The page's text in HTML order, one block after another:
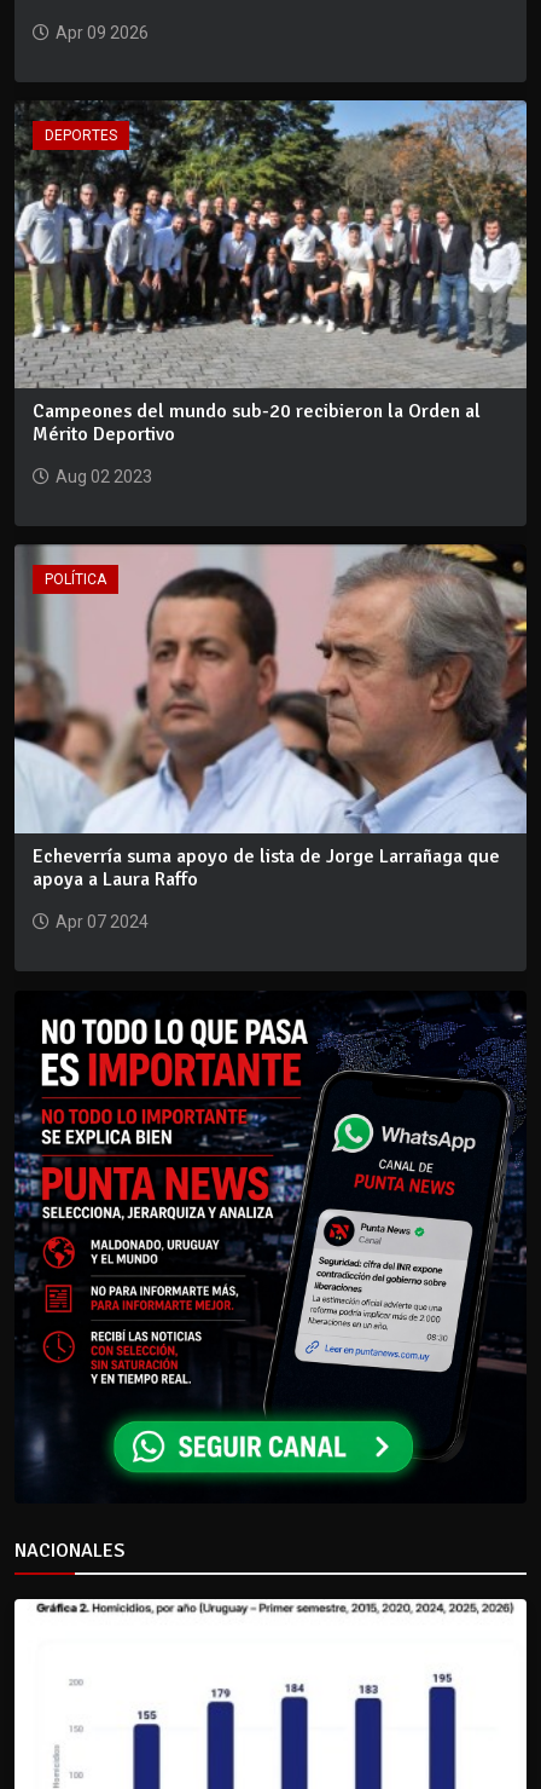
Apr 09 2026
DEPORTES
Campeones del mundo sub-20 recibieron la Orden al
Mérito Deportivo
Aug 02 2023
POLÍTICA
Echeverría suma apoyo de lista de Jorge Larrañaga que
apoya a Laura Raffo
Apr 07 2024
NACIONALES